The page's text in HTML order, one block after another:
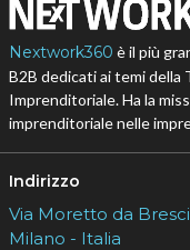
Nextwork360 è il più
B2B dedicati ai temi della
Imprenditoriale. Ha la
imprenditoriale nelle
Indirizzo
Via Moretto da
Milano - Italia